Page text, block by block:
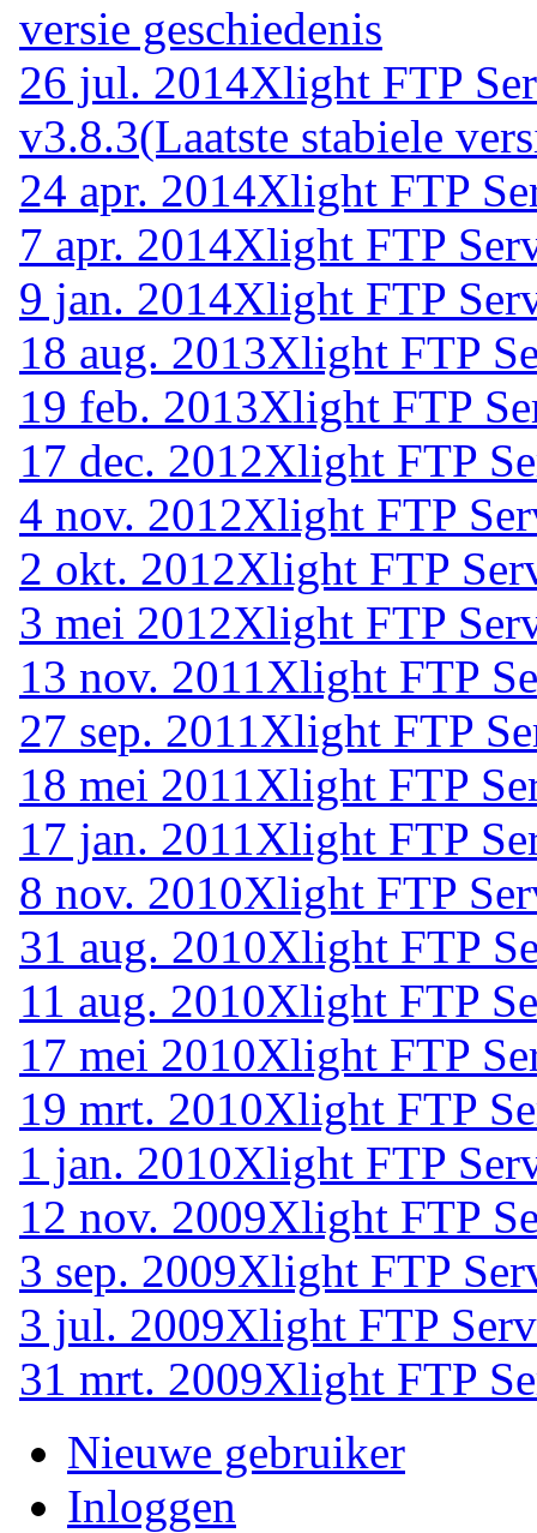
versie geschiedenis
26 jul. 2014Xlight FTP
v3.8.3(Laatste stabiele
24 apr. 2014Xlight FTP
7 apr. 2014Xlight FTP
9 jan. 2014Xlight FTP
18 aug. 2013Xlight FTP
19 feb. 2013Xlight FTP
17 dec. 2012Xlight FTP
4 nov. 2012Xlight FTP
2 okt. 2012Xlight FTP
3 mei 2012Xlight FTP
13 nov. 2011 Xlight FTP
27 sep. 2011 Xlight FTP
18 mei 2011 Xlight FTP
17 jan. 2011 Xlight FTP
8 nov. 2010Xlight FTP
31 aug. 2010Xlight FTP
11 aug. 2010Xlight FTP
17 mei 2010Xlight FTP
19 mrt. 2010Xlight FTP
1 jan. 2010Xlight FTP
12 nov. 2009Xlight FTP
3 sep. 2009Xlight FTP
3 jul. 2009Xlight FTP
31 mrt. 2009Xlight FTP
Nieuwe gebruiker
Inloggen